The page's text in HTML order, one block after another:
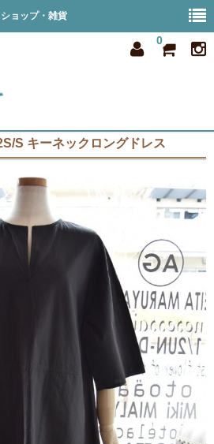
ョップ・雑貨
0
S キーネックロングドレス